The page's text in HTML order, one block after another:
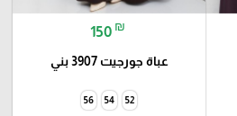
150 ₪
عباة جورجيت 3907 بني
52
54
56